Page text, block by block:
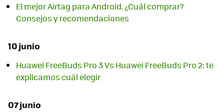
El mejor Airtag para Android. ¿Cuál comprar?
Consejos y recomendaciones
10 junio
Huawei FreeBuds Pro 3 Vs Huawei FreeBuds Pro 2: te
explicamos cuál elegir
07 junio